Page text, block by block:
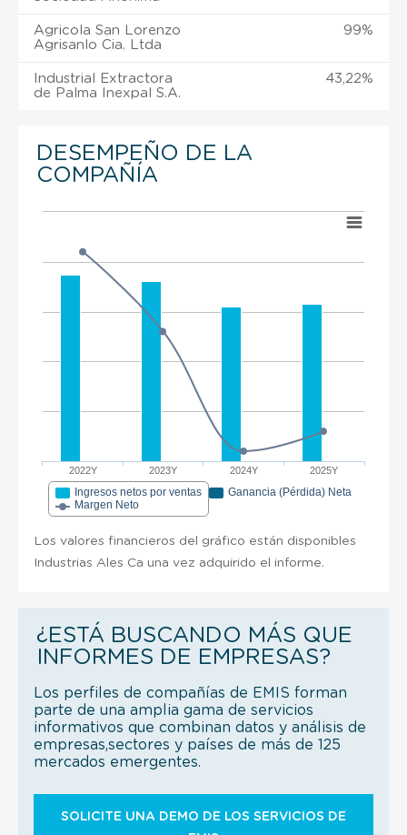
Agricola San Lorenzo
Agrisanlo Cia. Ltda
99%
Industrial Extractora
de Palma Inexpal S.A.
43,22%
DESEMPEÑO DE LA
COMPAÑÍA
2022Y 2023Y 2024Y 2025Y
Ingresos netos por ventas
Ganancia (Pérdida) Neta
Margen Neto
Los valores financieros del gráfico están disponibles
Industrias Ales Ca una vez adquirido el informe.
¿ESTÁ BUSCANDO MÁS QUE
INFORMES DE EMPRESAS?
Los perfiles de compañías de EMIS forman
parte de una amplia gama de servicios
informativos que combinan datos y análisis de
empresas,sectores y países de más de 125
mercados emergentes.
SOLICITE UNA DEMO DE LOS SERVICIOS DE